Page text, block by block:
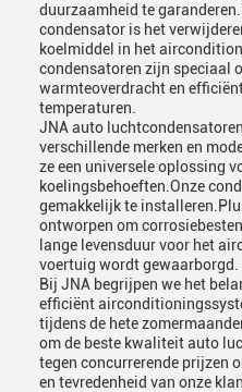
duurzaamheid te
condensator is het
koelmiddel in het
condensatoren zijn speciaal
warmteoverdracht en
temperaturen.
JNA auto
verschillende merken en
ze een universele oplossing
koelingsbehoeften.Onze
gemakkelijk te
ontworpen om
lange levensduur voor het
voertuig wordt gewaarborgd.
Bij JNA begrijpen we het
efficiënt
tijdens de hete
om de beste kwaliteit auto
tegen concurrerende prijzen
en tevredenheid van onze